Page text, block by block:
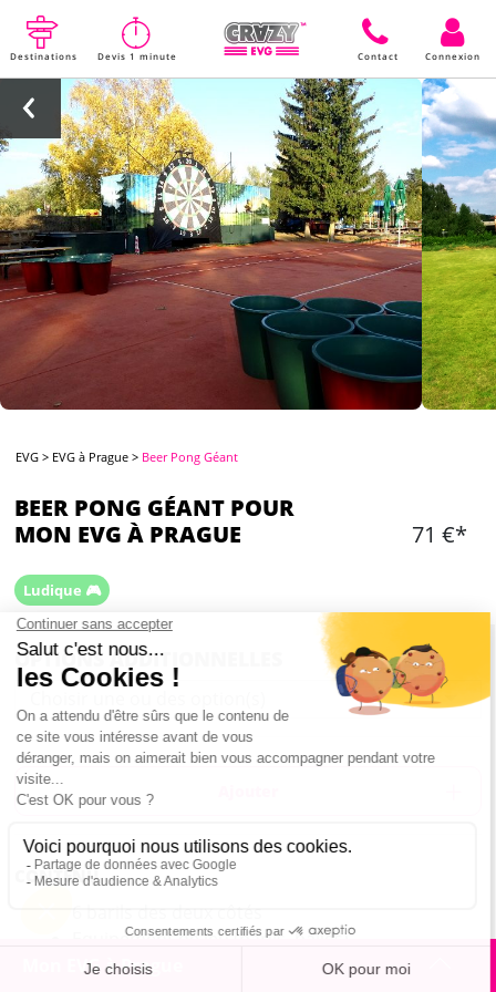
Destinations Devis 1 minute Contact Connexion
EVG > EVG à Prague > Beer Pong Géant
BEER PONG GÉANT POUR
MON EVG À PRAGUE
71 €*
Ludique 🎮
OPTIONS ADDITIONNELLES
CONTENU
Equipement de jeu (barils, balles)
Bière illimitée
Mon EVG à Prague